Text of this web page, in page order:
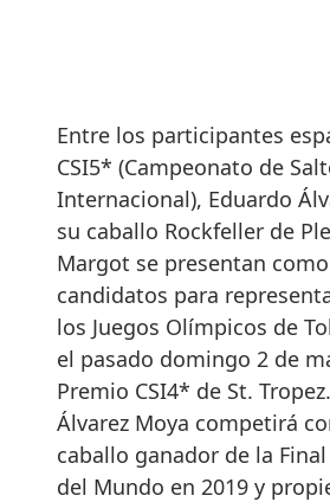
Entre los participantes
CSI5* (Campeonato de
Internacional), Eduardo
su caballo Rockfeller de
Margot se presentan
candidatos para
los Juegos Olímpicos de
el pasado domingo 2 de
Premio CSI4* de St.
Álvarez Moya competirá
caballo ganador de la
del Mundo en 2019 y